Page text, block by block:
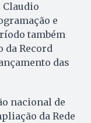
Claudio
e
também
da Record
das
nacional de
da Rede